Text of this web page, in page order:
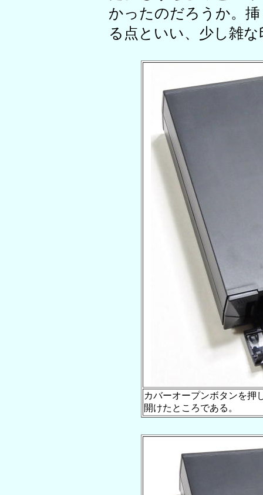
かったのだろうか。
る点といい、少し雑
カバーオープンボタンを押
開けたところである。